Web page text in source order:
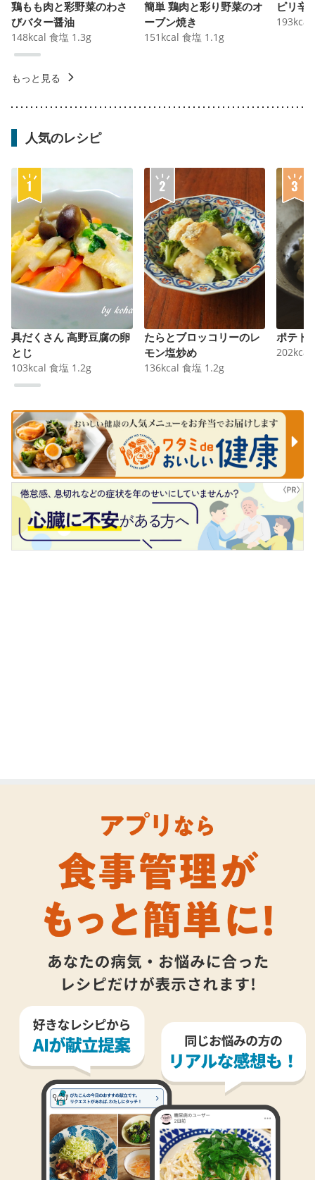
鶏もも肉と彩野菜のわさ
びバター醤油
148kcal 食塩 1.3g
簡単 鶏肉と彩り野菜のオ
ーブン焼き
151 kcal 食塩 1.1 g
ピリ辛
193kcal
もっと見る
人気のレシピ
具だくさん 高野豆腐の卵
とじ
103kcal 食塩 1.2g
たらとブロッコリーのレ
モン塩炒め
136kcal 食塩 1.2g
ポテト
202kcal